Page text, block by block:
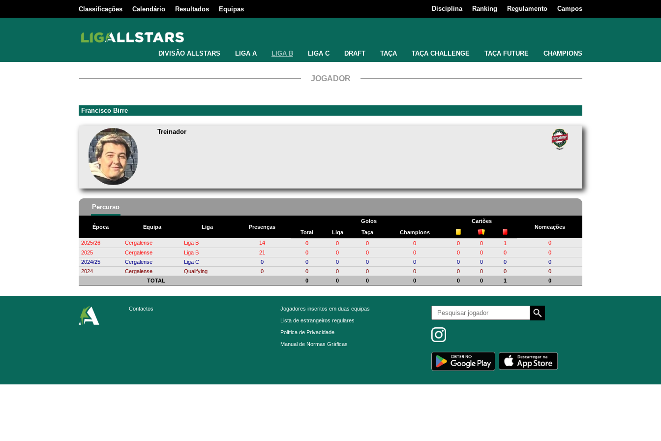
Classificações Calendário Resultados Equipas Disciplina Ranking Regulamento Campos
DIVISÃO ALLSTARS LIGA A LIGA B LIGA C DRAFT TAÇA TAÇA CHALLENGE TAÇA FUTURE CHAMPIONS
JOGADOR
Francisco Birre
Treinador
Percurso
Época Equipa Liga Presenças
Golos
Cartões
Nomeações
Total
Liga Taça
Champions
2025/26
Cergalense Liga B 14 0 0 0 0 0 0 1
0
2025
Cergalense Liga B 21 0 0 0 0 0 0 0
0
2024/25
Cergalense Liga C 0 0 0 0 0 0 0 0
0
2024
Cergalense Qualifying 0 0 0 0 0 0 0 0
0
TOTAL
0 0 0 0 0 0 1 0
Contactos
Jogadores inscritos em duas equipas
Lista de estrangeiros regulares
Política de Privacidade
Manual de Normas Gráficas